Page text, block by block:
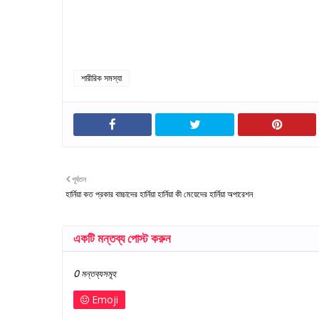
শারীরিক সমস্যা
পূর্বতন
হার্নিয়া কত প্রকার বাচ্চাদের হার্নিয়া হার্নিয়া কী মেয়েদের হার্নিয়া অপারেশন
একটি মন্তব্য পোস্ট করুন
0 মন্তব্যসমূহ
Emoji